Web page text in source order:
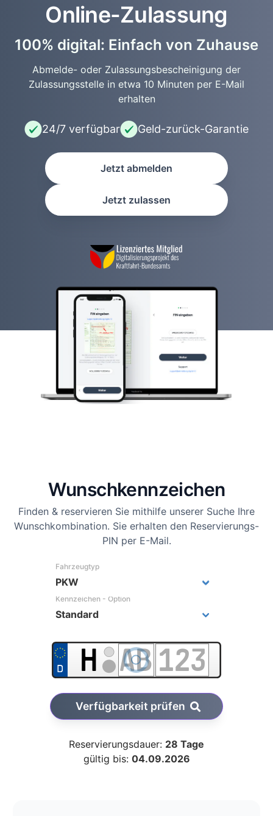
Online-Zulassung
100% digital: Einfach von Zuhause
Abmelde- oder Zulassungsbescheinigung der
Zulassungsstelle in etwa 10 Minuten per E-Mail
erhalten
24/7 verfügbar Geld-zurück-Garantie
Jetzt abmelden
Jetzt zulassen
Wunsch­kennzeichen
Finden & reservieren Sie mithilfe unserer Suche Ihre
Wunschkombination. Sie erhalten den Reservierungs-
PIN per E-Mail.
Fahrzeugtyp
Kennzeichen - Option
Verfügbarkeit prüfen
Reservierungsdauer: 28 Tage
gültig bis: 04.09.2026